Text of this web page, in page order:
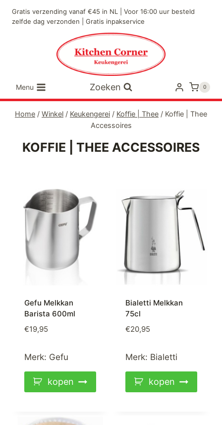
naar
Gratis verzending vanaf €45 in NL | Voor 16:00 uur besteld
zelfde dag verzonden | Gratis inpakservice
Menu Zoeken 0
Home / Winkel / Keukengerei / Koffie | Thee / Koffie | Thee
Accessoires
KOFFIE | THEE ACCESSOIRES
Gefu Melkkan
Barista 600ml
€19,95
Merk: Gefu
kopen
Bialetti Melkkan
75cl
€20,95
Merk: Bialetti
kopen